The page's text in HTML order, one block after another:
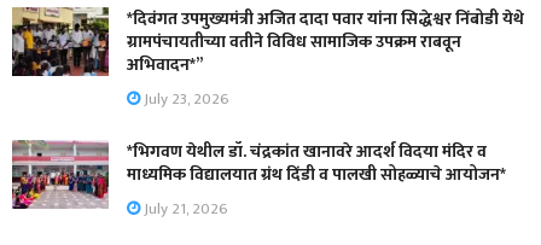
*दिवंगत उपमुख्यमंत्री अजित दादा पवार यांना सिद्धेश्वर निंबोडी येथे
ग्रामपंचायतीच्या वतीने विविध सामाजिक उपक्रम राबवून
अभिवादन*”
July 23, 2026
*भिगवण येथील डॉ. चंद्रकांत खानावरे आदर्श विदया मंदिर व
माध्यमिक विद्यालयात ग्रंथ दिंडी व पालखी सोहळ्याचे आयोजन*
July 21, 2026